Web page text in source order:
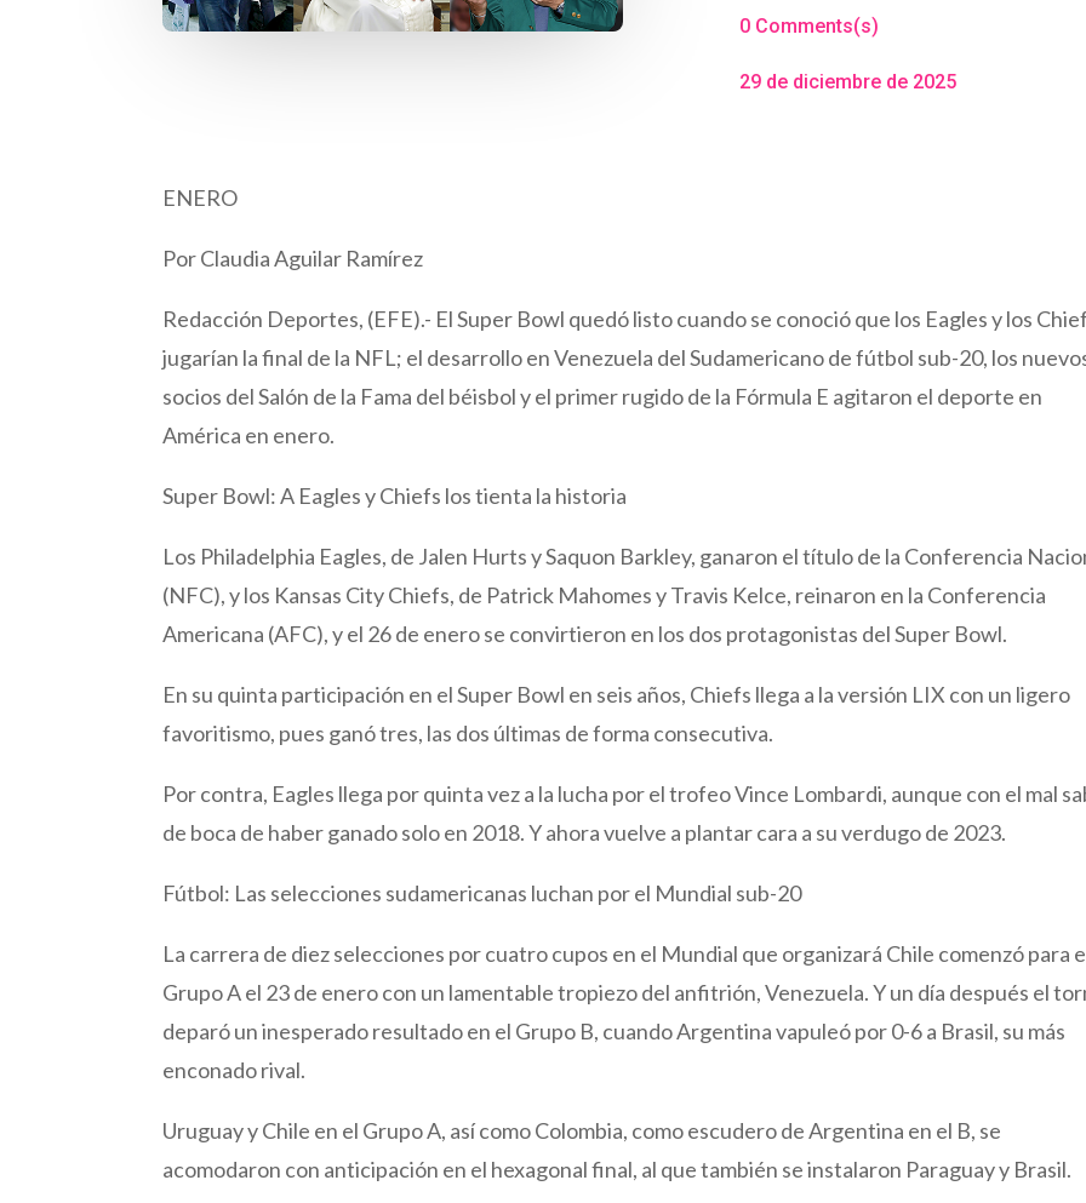
0 Comments(s)
29 de diciembre de 2025
ENERO
Por Claudia Aguilar Ramírez
Redacción Deportes, (EFE).- El Super Bowl quedó listo cuando se conoció que los Eagles y los
jugarían la final de la NFL; el desarrollo en Venezuela del Sudamericano de fútbol sub-20, los
socios del Salón de la Fama del béisbol y el primer rugido de la Fórmula E agitaron el deporte en
América en enero.
Super Bowl: A Eagles y Chiefs los tienta la historia
Los Philadelphia Eagles, de Jalen Hurts y Saquon Barkley, ganaron el título de la Conferencia
(NFC), y los Kansas City Chiefs, de Patrick Mahomes y Travis Kelce, reinaron en la Conferencia
Americana (AFC), y el 26 de enero se convirtieron en los dos protagonistas del Super Bowl.
En su quinta participación en el Super Bowl en seis años, Chiefs llega a la versión LIX con un ligero
favoritismo, pues ganó tres, las dos últimas de forma consecutiva.
Por contra, Eagles llega por quinta vez a la lucha por el trofeo Vince Lombardi, aunque con el mal
de boca de haber ganado solo en 2018. Y ahora vuelve a plantar cara a su verdugo de 2023.
Fútbol: Las selecciones sudamericanas luchan por el Mundial sub-20
La carrera de diez selecciones por cuatro cupos en el Mundial que organizará Chile comenzó para
Grupo A el 23 de enero con un lamentable tropiezo del anfitrión, Venezuela. Y un día después el
deparó un inesperado resultado en el Grupo B, cuando Argentina vapuleó por 0-6 a Brasil, su más
enconado rival.
Uruguay y Chile en el Grupo A, así como Colombia, como escudero de Argentina en el B, se
acomodaron con anticipación en el hexagonal final, al que también se instalaron Paraguay y Brasil.